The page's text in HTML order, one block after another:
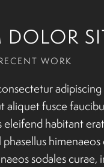
WORK
aliquet fusce
habitant
phasellus
sodales